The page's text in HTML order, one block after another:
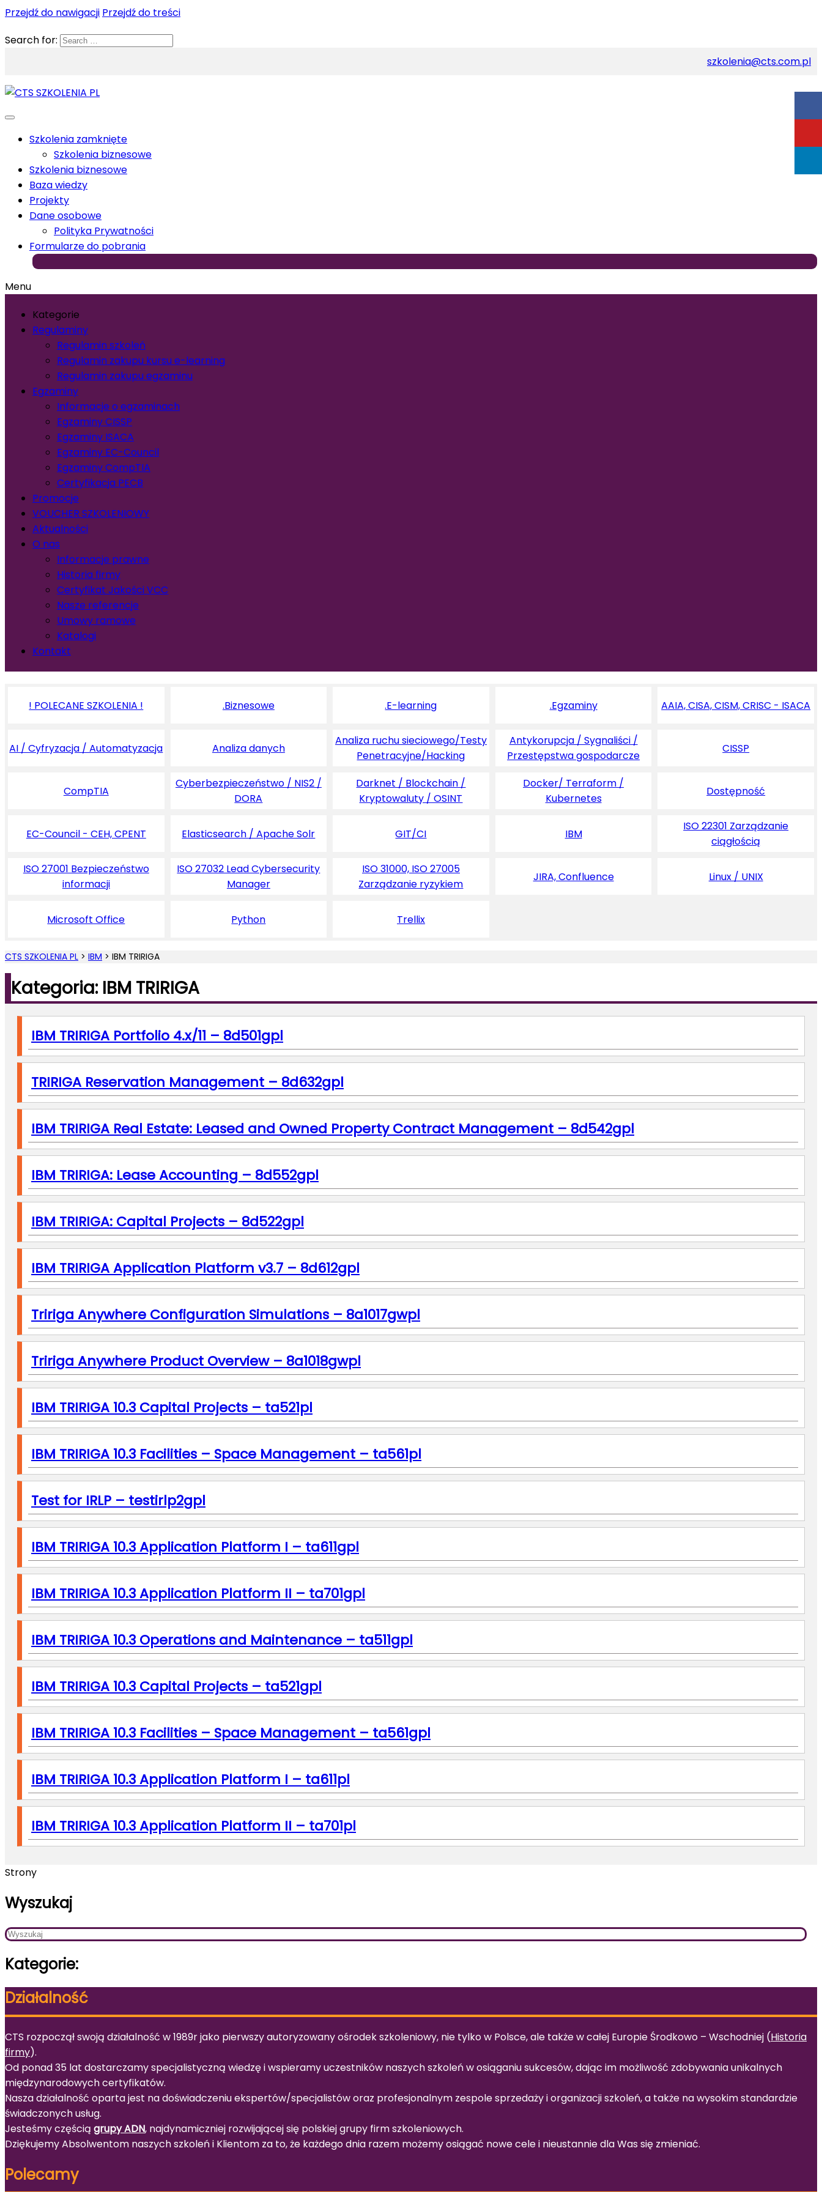
Przejdź do nawigacji Przejdź do treści
Search for:
szkolenia@cts.com.pl
Szkolenia zamknięte
Szkolenia biznesowe
Szkolenia biznesowe
Baza wiedzy
Projekty
Dane osobowe
Polityka Prywatności
Formularze do pobrania
Menu
Kategorie
Regulaminy
Regulamin szkoleń
Regulamin zakupu kursu e-learning
Regulamin zakupu egzaminu
Egzaminy
Informacje o egzaminach
Egzaminy CISSP
Egzaminy ISACA
Egzaminy EC-Council
Egzaminy CompTIA
Certyfikacja PECB
Promocje
VOUCHER SZKOLENIOWY
Aktualności
O nas
Informacje prawne
Historia firmy
Certyfikat Jakości VCC
Nasze referencje
Umowy ramowe
Katalogi
Kontakt
! POLECANE SZKOLENIA ! .Biznesowe .E-learning .Egzaminy AAIA, CISA, CISM, CRISC - ISACA
AI / Cyfryzacja / Automatyzacja Analiza danych
Analiza ruchu sieciowego/Testy
Penetracyjne/Hacking
Antykorupcja / Sygnaliści /
Przestępstwa gospodarcze
CISSP
CompTIA
Cyberbezpieczeństwo / NIS2 /
DORA
Darknet / Blockchain /
Kryptowaluty / OSINT
Docker/ Terraform /
Kubernetes
Dostępność
EC-Council - CEH, CPENT Elasticsearch / Apache Solr GIT/CI IBM
ISO 22301 Zarządzanie
ciągłością
ISO 27001 Bezpieczeństwo
informacji
ISO 27032 Lead Cybersecurity
Manager
ISO 31000, ISO 27005
Zarządzanie ryzykiem
JIRA, Confluence Linux / UNIX
Microsoft Office Python Trellix
CTS SZKOLENIA PL > IBM > IBM TRIRIGA
Kategoria: IBM TRIRIGA
IBM TRIRIGA Portfolio 4.x/11 – 8d501gpl
TRIRIGA Reservation Management – 8d632gpl
IBM TRIRIGA Real Estate: Leased and Owned Property Contract Management – 8d542gpl
IBM TRIRIGA: Lease Accounting – 8d552gpl
IBM TRIRIGA: Capital Projects – 8d522gpl
IBM TRIRIGA Application Platform v3.7 – 8d612gpl
Tririga Anywhere Configuration Simulations – 8a1017gwpl
Tririga Anywhere Product Overview – 8a1018gwpl
IBM TRIRIGA 10.3 Capital Projects – ta521pl
IBM TRIRIGA 10.3 Facilities – Space Management – ta561pl
Test for IRLP – testirlp2gpl
IBM TRIRIGA 10.3 Application Platform I – ta611gpl
IBM TRIRIGA 10.3 Application Platform II – ta701gpl
IBM TRIRIGA 10.3 Operations and Maintenance – ta511gpl
IBM TRIRIGA 10.3 Capital Projects – ta521gpl
IBM TRIRIGA 10.3 Facilities – Space Management – ta561gpl
IBM TRIRIGA 10.3 Application Platform I – ta611pl
IBM TRIRIGA 10.3 Application Platform II – ta701pl
Strony
Wyszukaj
Kategorie:
Działalność
CTS rozpoczął swoją działalność w 1989r jako pierwszy autoryzowany ośrodek szkoleniowy, nie tylko w Polsce, ale także w całej Europie Środkowo – Wschodniej (Historia
firmy).
Od ponad 35 lat dostarczamy specjalistyczną wiedzę i wspieramy uczestników naszych szkoleń w osiąganiu sukcesów, dając im możliwość zdobywania unikalnych
międzynarodowych certyfikatów.
Nasza działalność oparta jest na doświadczeniu ekspertów/specjalistów oraz profesjonalnym zespole sprzedaży i organizacji szkoleń, a także na wysokim standardzie
świadczonych usług.
Jesteśmy częścią grupy ADN, najdynamiczniej rozwijającej się polskiej grupy firm szkoleniowych.
Dziękujemy Absolwentom naszych szkoleń i Klientom za to, że każdego dnia razem możemy osiągać nowe cele i nieustannie dla Was się zmieniać.
Polecamy